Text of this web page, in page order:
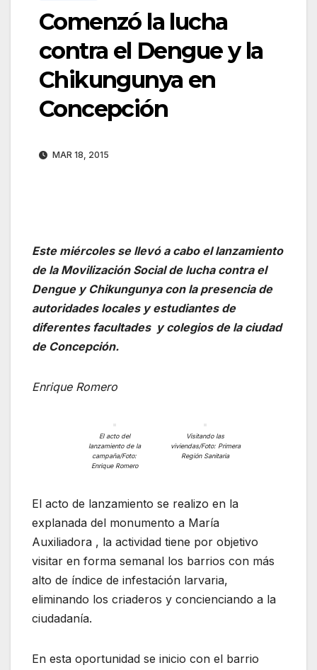
Comenzó la lucha
contra el Dengue y la
Chikungunya en
Concepción
MAR 18, 2015
Este miércoles se llevó a cabo el lanzamiento
de la Movilización Social de lucha contra el
Dengue y Chikungunya con la presencia de
autoridades locales y estudiantes de
diferentes facultades y colegios de la ciudad
de Concepción.
Enrique Romero
El acto del
lanzamiento de la
campaña/Foto:
Enrique Romero
Visitando las
viviendas/Foto: Primera
Región Sanitaria
El acto de lanzamiento se realizo en la
explanada del monumento a María
Auxiliadora , la actividad tiene por objetivo
visitar en forma semanal los barrios con más
alto de índice de infestación larvaria,
eliminando los criaderos y concienciando a la
ciudadanía.
En esta oportunidad se inicio con el barrio